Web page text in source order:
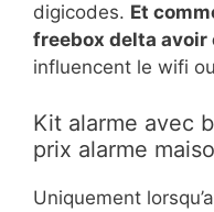
digicodes. Et
freebox delta avoir
influencent le wifi
Kit alarme avec
prix alarme
Uniquement